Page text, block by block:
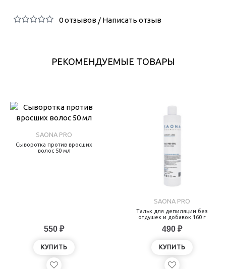
0 отзывов/ Написать отзыв
РЕКОМЕНДУЕМЫЕ ТОВАРЫ
SAONA PRO
Сыворотка против вросших
волос 50 мл
550 ₽
КУПИТЬ
SAONA PRO
Тальк для депиляции без
отдушек и добавок 160 г
490 ₽
КУПИТЬ